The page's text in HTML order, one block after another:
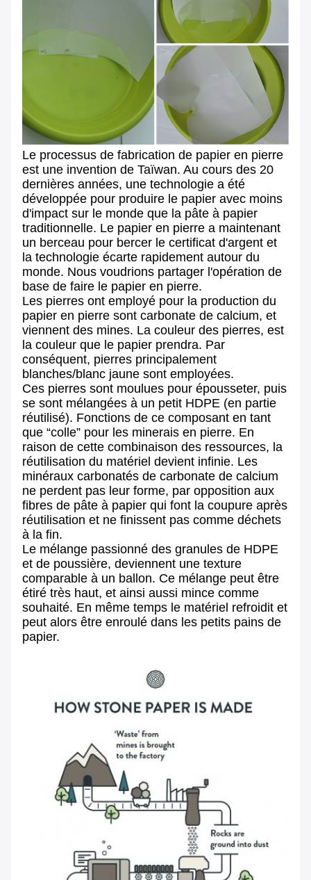
Le processus de fabrication de papier en pierre
est une invention de Taïwan. Au cours des 20
dernières années, une technologie a été
développée pour produire le papier avec moins
d'impact sur le monde que la pâte à papier
traditionnelle. Le papier en pierre a maintenant
un berceau pour bercer le certificat d'argent et
la technologie écarte rapidement autour du
monde. Nous voudrions partager l'opération de
base de faire le papier en pierre.
Les pierres ont employé pour la production du
papier en pierre sont carbonate de calcium, et
viennent des mines. La couleur des pierres, est
la couleur que le papier prendra. Par
conséquent, pierres principalement
blanches/blanc jaune sont employées.
Ces pierres sont moulues pour épousseter, puis
se sont mélangées à un petit HDPE (en partie
réutilisé). Fonctions de ce composant en tant
que “colle” pour les minerais en pierre. En
raison de cette combinaison des ressources, la
réutilisation du matériel devient infinie. Les
minéraux carbonatés de carbonate de calcium
ne perdent pas leur forme, par opposition aux
fibres de pâte à papier qui font la coupure après
réutilisation et ne finissent pas comme déchets
à la fin.
Le mélange passionné des granules de HDPE
et de poussière, deviennent une texture
comparable à un ballon. Ce mélange peut être
étiré très haut, et ainsi aussi mince comme
souhaité. En même temps le matériel refroidit et
peut alors être enroulé dans les petits pains de
papier.